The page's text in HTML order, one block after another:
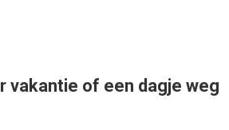
vakantie of een dagje weg